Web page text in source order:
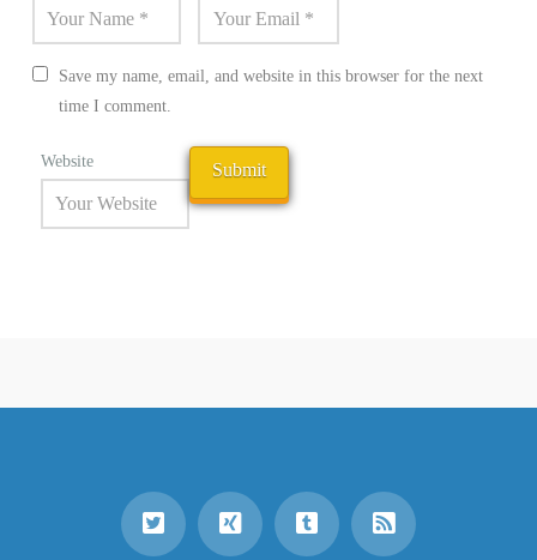
Save my name, email, and website in this browser for the next
time I comment.
Website